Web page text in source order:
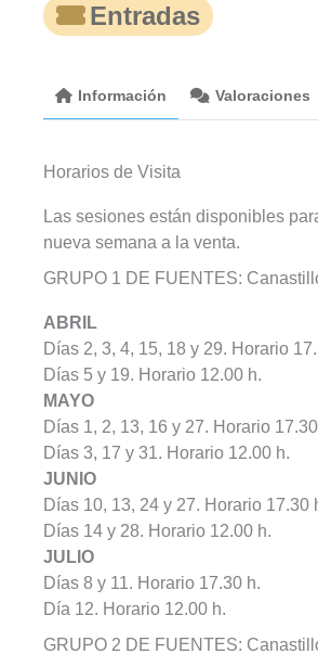
Entradas
Información Valoraciones
Horarios de Visita
Las sesiones están disponibles
nueva semana a la venta.
GRUPO 1 DE FUENTES:
ABRIL
Días 2, 3, 4, 15, 18 y 29. Horario
Días 5 y 19. Horario 12.00 h.
MAYO
Días 1, 2, 13, 16 y 27. Horario
Días 3, 17 y 31. Horario 12.00 h.
JUNIO
Días 10, 13, 24 y 27. Horario 17.30
Días 14 y 28. Horario 12.00 h.
JULIO
Días 8 y 11. Horario 17.30 h.
Día 12. Horario 12.00 h.
GRUPO 2 DE FUENTES: